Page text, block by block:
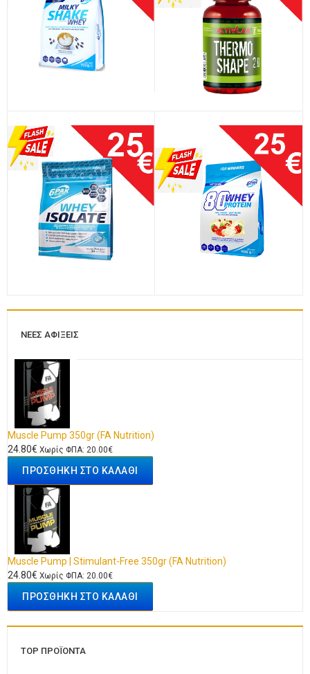
ΝΈΕΣ ΑΦΊΞΕΙΣ
Muscle Pump 350gr (FA Nutrition)
24.80€ Χωρίς ΦΠΑ: 20.00€
Muscle Pump | Stimulant-Free 350gr (FA Nutrition)
24.80€ Χωρίς ΦΠΑ: 20.00€
TOP ΠΡΟΪΌΝΤΑ